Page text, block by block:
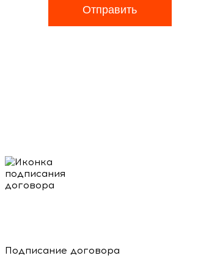
Отправить
Подписание договора